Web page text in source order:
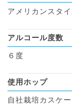
アメリカンスタ
アルコール度数
６度
使用ホップ
自社栽培カスケ